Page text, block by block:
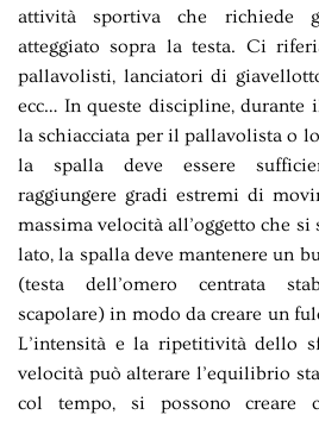
attività sportiva che richiede
atteggiato sopra la testa. Ci
pallavolisti, lanciatori di
ecc… In queste discipline, durante
la schiacciata per il pallavolista o
la spalla deve essere
raggiungere gradi estremi di
massima velocità all’oggetto che si
lato, la spalla deve mantenere un
(testa dell’omero centrata
scapolare) in modo da creare un
L’intensità e la ripetitività dello
velocità può alterare l’equilibrio
col tempo, si possono creare